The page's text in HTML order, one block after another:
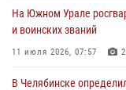
В Челябинской области
задержан
На Южном Урале
и воинских званий
11 июля 2026, 07:57 2
В Челябинске